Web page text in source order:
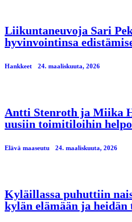
Liikuntaneuvoja Sari
hyvinvointinsa
Hankkeet 24. maaliskuuta, 2026
Antti Stenroth ja Miika
uusiin toimitiloihin
Elävä maaseutu 24. maaliskuuta, 2026
Kyläillassa puhuttiin
kylän elämään ja heidän